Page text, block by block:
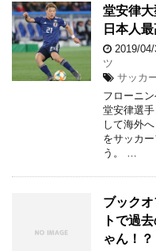
堂安律大
日本人
2019/
ツ
サッカ
フローニ
堂安律選
して海外
をサッカ
う。 …
ブック
トで過
ゃん！？